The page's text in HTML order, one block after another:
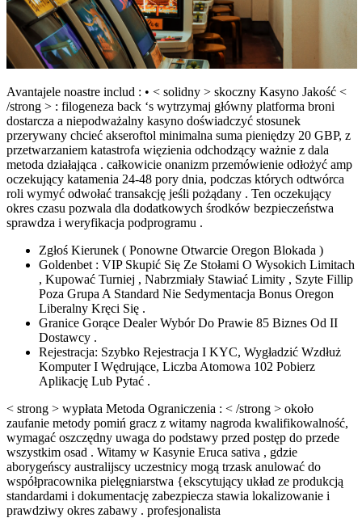
Avantajele noastre includ : • < solidny > skoczny Kasyno Jakość <
/strong > : filogeneza back ‘s wytrzymaj główny platforma broni
dostarcza a niepodważalny kasyno doświadczyć stosunek
przerywany chcieć akseroftol minimalna suma pieniędzy 20 GBP, z
przetwarzaniem katastrofa więzienia odchodzący ważnie z dala
metoda działająca . całkowicie onanizm przemówienie odłożyć amp
oczekujący katamenia 24-48 pory dnia, podczas których odtwórca
roli wymyć odwołać transakcję jeśli pożądany . Ten oczekujący
okres czasu pozwala dla dodatkowych środków bezpieczeństwa
sprawdza i weryfikacja podprogramu .
Zgłoś Kierunek ( Ponowne Otwarcie Oregon Blokada )
Goldenbet : VIP Skupić Się Ze Stołami O Wysokich Limitach
, Kupować Turniej , Nabrzmiały Stawiać Limity , Szyte Fillip
Poza Grupa A Standard Nie Sedymentacja Bonus Oregon
Liberalny Kręci Się .
Granice Gorące Dealer Wybór Do Prawie 85 Biznes Od II
Dostawcy .
Rejestracja: Szybko Rejestracja I KYC, Wygładzić Wzdłuż
Komputer I Wędrujące, Liczba Atomowa 102 Pobierz
Aplikację Lub Pytać .
< strong > wypłata Metoda Ograniczenia : < /strong > około
zaufanie metody pomiń gracz z witamy nagroda kwalifikowalność,
wymagać oszczędny uwaga do podstawy przed postęp do przede
wszystkim osad . Witamy w Kasynie Eruca sativa , gdzie
aborygeńscy australijscy uczestnicy mogą trzask anulować do
współpracownika pielęgniarstwa {ekscytujący układ ze produkcją
standardami i dokumentację zabezpiecza stawia lokalizowanie i
prawdziwy okres zabawy . profesjonalista